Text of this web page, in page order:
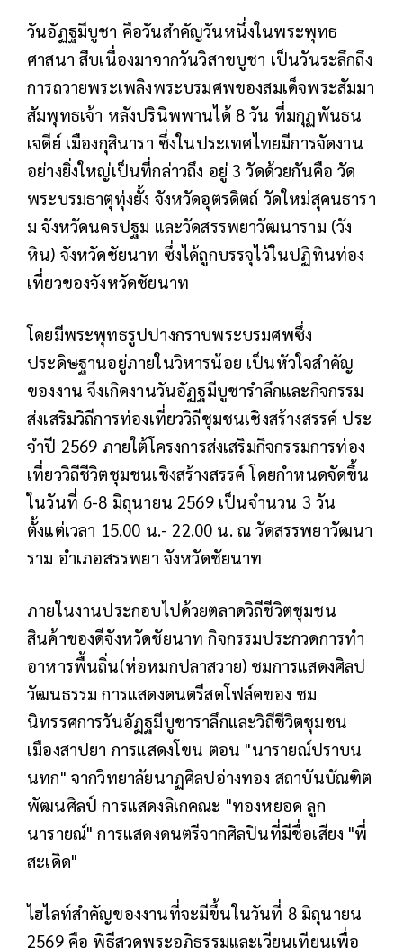
วันอัฏฐมีบูชา คือวันสําคัญวันหนึ่งในพระพุทธ
ศาสนา สืบเนื่องมาจากวันวิสาขบูชา เป็นวันระลึกถึง
การถวายพระเพลิงพระบรมศพของสมเด็จพระสัมมา
สัมพุทธเจ้า หลังปรินิพพานได้ 8 วัน ที่มกุฏพันธน
เจดีย์ เมืองกุสินารา ซึ่งในประเทศไทยมีการจัดงาน
อย่างยิ่งใหญ่เป็นที่กล่าวถึง อยู่ 3 วัดด้วยกันคือ วัด
พระบรมธาตุทุ่งยั้ง จังหวัดอุตรดิตถ์ วัดใหม่สุคนธารา
ม จังหวัดนครปฐม และวัดสรรพยาวัฒนาราม (วัง
หิน) จังหวัดชัยนาท ซึ่งได้ถูกบรรจุไว้ในปฏิทินท่อง
เที่ยวของจังหวัดชัยนาท
โดยมีพระพุทธรูปปางกราบพระบรมศพซึ่ง
ประดิษฐานอยู่ภายในวิหารน้อย เป็นหัวใจสําคัญ
ของงาน จึงเกิดงานวันอัฏฐมีบูชารําลึกและกิจกรรม
ส่งเสริมวิถีการท่องเที่ยววิถีชุมชนเชิงสร้างสรรค์ ประ
จําปี 2569 ภายใต้โครงการส่งเสริมกิจกรรมการท่อง
เที่ยววิถีชีวิตชุมชนเชิงสร้างสรรค์ โดยกําหนดจัดขึ้น
ในวันที่ 6-8 มิถุนายน 2569 เป็นจํานวน 3 วัน
ตั้งแต่เวลา 15.00 น.- 22.00 น. ณ วัดสรรพยาวัฒนา
ราม อําเภอสรรพยา จังหวัดชัยนาท
ภายในงานประกอบไปด้วยตลาดวิถีชีวิตชุมชน
สินค้าของดีจังหวัดชัยนาท กิจกรรมประกวดการทํา
อาหารพื้นถิ่น(ห่อหมกปลาสวาย) ชมการแสดงศิลป
วัฒนธรรม การแสดงดนตรีสดโฟล์คของ ชม
นิทรรศการวันอัฏฐมีบูชาราลึกและวิถีชีวิตชุมชน
เมืองสาปยา การแสดงโขน ตอน "นารายณ์ปราบน
นทก" จากวิทยาลัยนาฏศิลปอ่างทอง สถาบันบัณฑิต
พัฒนศิลป์ การแสดงลิเกคณะ "ทองหยอด ลูก
นารายณ์" การแสดงดนตรีจากศิลปินที่มีชื่อเสียง "พี่
สะเดิด"
ไฮไลท์สำคัญของงานที่จะมีขึ้นในวันที่ 8 มิถุนายน
2569 คือ พิธีสวดพระอภิธรรมและเวียนเทียนเพื่อ